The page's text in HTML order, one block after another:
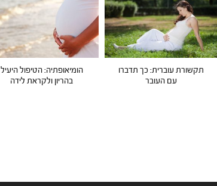
תקשורת עוברית: כך תדברו
עם העובר
הומיאופתיה: הטיפול היעיל
בהריון ולקראת לידה